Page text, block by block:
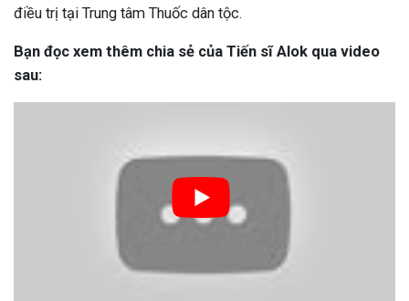
điều trị tại Trung tâm Thuốc dân tộc.
Bạn đọc xem thêm chia sẻ của Tiến sĩ Alok qua video
sau: